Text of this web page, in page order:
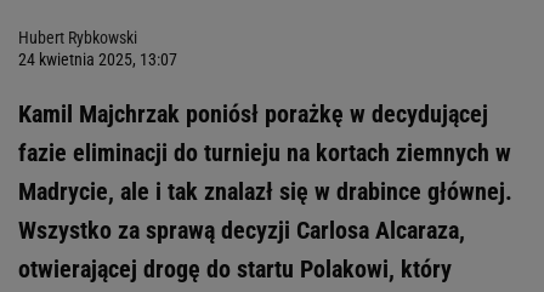
Hubert Rybkowski
24 kwietnia 2025, 13:07
Kamil Majchrzak poniósł porażkę w decydującej
fazie eliminacji do turnieju na kortach ziemnych w
Madrycie, ale i tak znalazł się w drabince głównej.
Wszystko za sprawą decyzji Carlosa Alcaraza,
otwierającej drogę do startu Polakowi, który